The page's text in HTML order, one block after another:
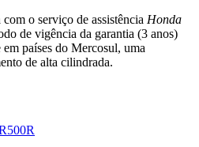
o serviço de assistência Honda
de vigência da garantia (3 anos)
países do Mercosul, uma
de alta cilindrada.